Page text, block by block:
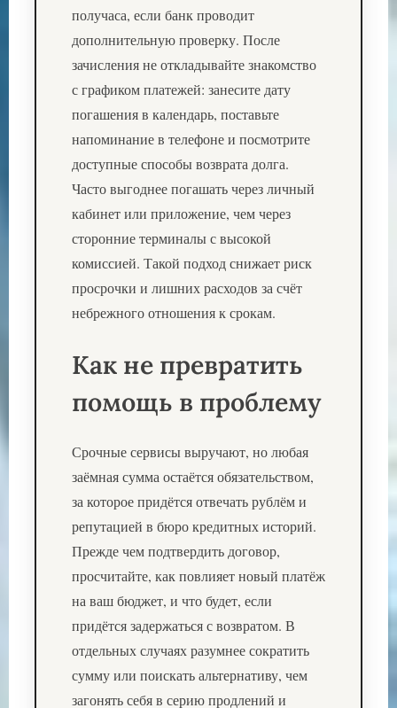
получаса, если банк проводит
дополнительную проверку. После
зачисления не откладывайте знакомство
с графиком платежей: занесите дату
погашения в календарь, поставьте
напоминание в телефоне и посмотрите
доступные способы возврата долга.
Часто выгоднее погашать через личный
кабинет или приложение, чем через
сторонние терминалы с высокой
комиссией. Такой подход снижает риск
просрочки и лишних расходов за счёт
небрежного отношения к срокам.
Как не превратить
помощь в проблему
Срочные сервисы выручают, но любая
заёмная сумма остаётся обязательством,
за которое придётся отвечать рублём и
репутацией в бюро кредитных историй.
Прежде чем подтвердить договор,
просчитайте, как повлияет новый платёж
на ваш бюджет, и что будет, если
придётся задержаться с возвратом. В
отдельных случаях разумнее сократить
сумму или поискать альтернативу, чем
загонять себя в серию продлений и